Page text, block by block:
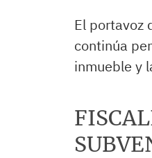
El portavoz
continúa
inmueble y